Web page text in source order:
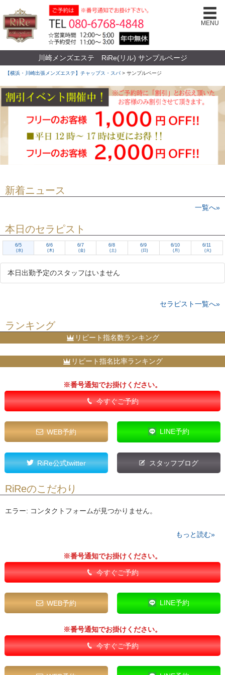
川崎メンズエステ RiRe(リル) サンプルページ
MENU
【横浜・川崎出張メンズエステ】チャップス・スパ > サンプルページ
新着ニュース
一覧へ»
本日のセラピスト
6/5
(水)
6/6
(木)
6/7
(金)
6/8
(土)
6/9
(日)
6/10
(月)
6/11
(火)
本日出勤予定のスタッフはいません
セラピスト一覧へ»
ランキング
リピート指名数ランキング
リピート指名比率ランキング
※番号通知でお掛けください。
今すぐご予約
WEB予約 LINE予約
RiRe公式twitter スタッフブログ
RiReのこだわり
エラー: コンタクトフォームが見つかりません。
もっと読む»
※番号通知でお掛けください。
今すぐご予約
WEB予約 LINE予約
※番号通知でお掛けください。
今すぐご予約